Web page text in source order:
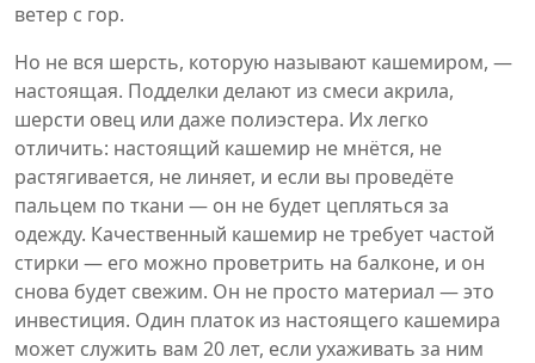
ветер с гор.
Но не вся шерсть, которую называют кашемиром, —
настоящая. Подделки делают из смеси акрила,
шерсти овец или даже полиэстера. Их легко
отличить: настоящий кашемир не мнётся, не
растягивается, не линяет, и если вы проведёте
пальцем по ткани — он не будет цепляться за
одежду. Качественный кашемир не требует частой
стирки — его можно проветрить на балконе, и он
снова будет свежим. Он не просто материал — это
инвестиция. Один платок из настоящего кашемира
может служить вам 20 лет, если ухаживать за ним